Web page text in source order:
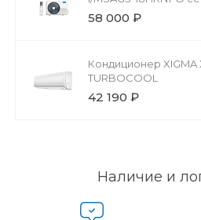
58 000 ₽
Кондиционер XIGMA
TURBOCOOL
42 190 ₽
Наличие и